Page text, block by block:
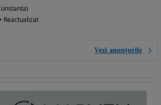
Reactualizat
Vezi anunțurile